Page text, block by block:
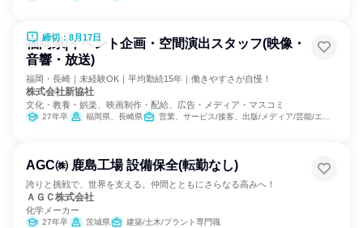
締切：8月17日
福岡県|イベント企画・空間演出スタッフ(映像・
音響・放送)
福岡・長崎｜未経験OK｜平均勤続15年｜働きやすさが自慢！
株式会社新協社
文化・教養・娯楽、映画制作・配給、広告・メディア・マスコミ
27年卒 福岡県、長崎県 営業、サービス/接客、出版/メディア/芸能/エンタメ専門職
AGC㈱ 鹿島工場 設備保全(転勤なし)
誇りと挑戦で、世界を支える。仲間とともにさらなる高みへ！
ＡＧＣ株式会社
化学メーカー
27年卒 茨城県 建築/土木/プラント専門職